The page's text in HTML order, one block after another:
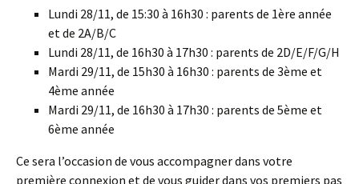
Lundi 28/11, de 15:30 à 16h30 : parents de 1ère année
et de 2A/B/C
Lundi 28/11, de 16h30 à 17h30 : parents de 2D/E/F/G/H
Mardi 29/11, de 15h30 à 16h30 : parents de 3ème et
4ème année
Mardi 29/11, de 16h30 à 17h30 : parents de 5ème et
6ème année
Ce sera l’occasion de vous accompagner dans votre
première connexion et de vous guider dans vos premiers pas